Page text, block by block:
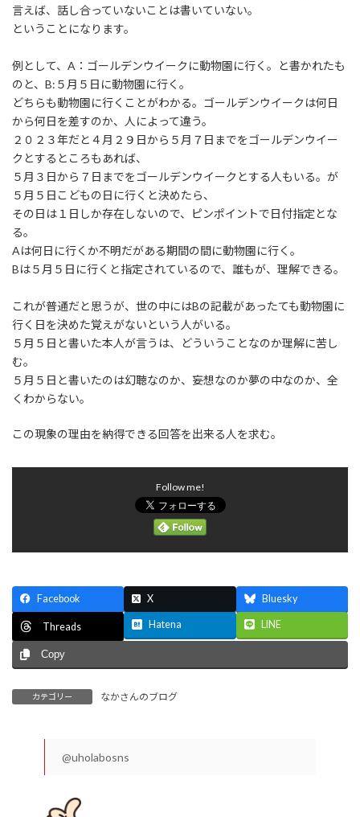
言えば、話し合っていないことは書いていない。
ということになります。
例として、A：ゴールデンウイークに動物園に行く。と書かれたも
のと、B:５月５日に動物園に行く。
どちらも動物園に行くことがわかる。ゴールデンウイークは何日
から何日を差すのか、人によって違う。
２０２３年だと４月２９日から５月７日までをゴールデンウイー
クとするところもあれば、
５月３日から７日までをゴールデンウイークとする人もいる。が
５月５日こどもの日に行くと決めたら、
その日は１日しか存在しないので、ピンポイントで日付指定とな
る。
Aは何日に行くか不明だがある期間の間に動物園に行く。
Bは５月５日に行くと指定されているので、誰もが、理解できる。
これが普通だと思うが、世の中にはBの記載があったても動物園に
行く日を決めた覚えがないという人がいる。
５月５日と書いた本人が言うは、どういうことなのか理解に苦し
む。
５月５日と書いたのは幻聴なのか、妄想なのか夢の中なのか、全
くわからない。
この現象の理由を納得できる回答を出来る人を求む。
Follow me!
Facebook X Bluesky
Threads Hatena LINE
Copy
カテゴリー なかさんのブログ
@uholabosns